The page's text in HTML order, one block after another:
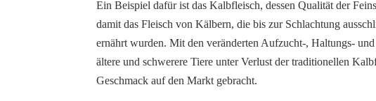
Ein Beispiel dafür ist das Kalbfleisch, dessen Qualität der
damit das Fleisch von Kälbern, die bis zur Schlachtung
ernährt wurden. Mit den veränderten Aufzucht-, Haltungs-
ältere und schwerere Tiere unter Verlust der traditionellen
Geschmack auf den Markt gebracht.